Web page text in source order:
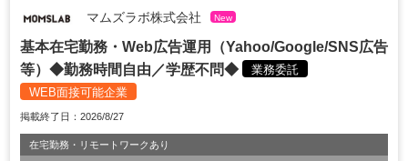
マムズラボ株式会社 New
基本在宅勤務・Web広告運用（Yahoo/Google/SNS広告
等）◆勤務時間自由／学歴不問◆
業務委託
WEB面接可能企業
掲載終了日：2026/8/27
在宅勤務・リモートワークあり